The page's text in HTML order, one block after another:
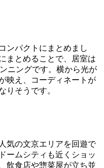
ンパクトにまとめまし
まとめることで、居室は
ニングです。横から光が
映え、コーディネートが
りそうです。
気の文京エリアを回遊で
ームシティも近くショッ
飲食店や惣菜屋が立ち並